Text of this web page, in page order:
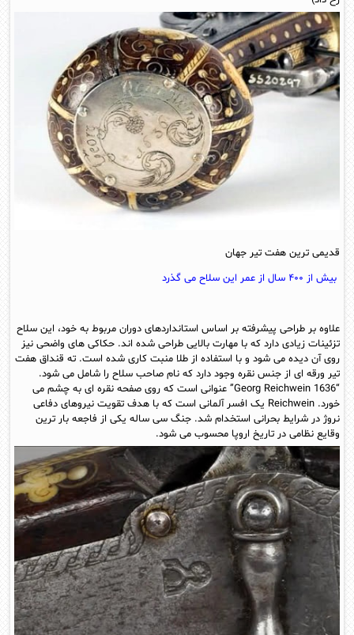
قدیمی ترین هفت تیر جهان
بیش از ۴۰۰ سال از عمر این سلاح می گذرد
علاوه بر طراحی پیشرفته بر اساس استانداردهای دوران مربوط به خود، این سلاح
تزئینات زیادی دارد که با مهارت بالایی طراحی شده اند. حکاکی های واضحی نیز
روی آن دیده می شود و با استفاده از طلا منبت کاری شده است. ته قنداق هفت
تیر ورقه ای از جنس نقره وجود دارد که نام صاحب سلاح را شامل می شود.
“Georg Reichwein 1636” عنوانی است که روی صفحه نقره ای به چشم می
خورد. Reichwein یک افسر آلمانی است که با هدف تقویت نیروهای دفاعی
نروژ در شرایط بحرانی استخدام شد. جنگ سی ساله یکی از فاجعه بار ترین
وقایع نظامی در تاریخ اروپا محسوب می شود.